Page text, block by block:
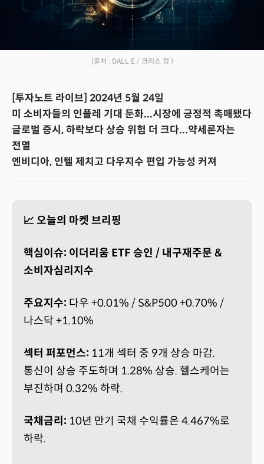
(출처 : DALL E / 크리스 정 )
[투자노트 라이브] 2024년 5월 24일
미 소비자들의 인플레 기대 둔화...시장에 긍정적 촉매됐다
글로벌 증시, 하락보다 상승 위험 더 크다...약세론자는
전멸
엔비디아, 인텔 제치고 다우지수 편입 가능성 커져
📈 오늘의 마켓 브리핑
핵심이슈: 이더리움 ETF 승인 / 내구재주문 &
소비자심리지수
주요지수: 다우 +0.01% / S&P500 +0.70% /
나스닥 +1.10%
섹터 퍼포먼스: 11개 섹터 중 9개 상승 마감.
통신이 상승 주도하며 1.28% 상승. 헬스케어는
부진하며 0.32% 하락.
국채금리: 10년 만기 국채 수익률은 4.467%로
하락.